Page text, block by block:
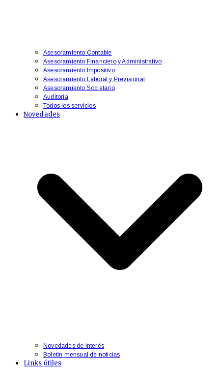
Asesoramiento Contable
Asesoramiento Financiero y Administrativo
​Asesoramiento Impositivo
Asesoramiento Laboral y Previsional
​Asesoramiento Societario
Auditoría
Todos los servicios
Novedades
Novedades de interés
Boletín mensual de noticias
Links útiles